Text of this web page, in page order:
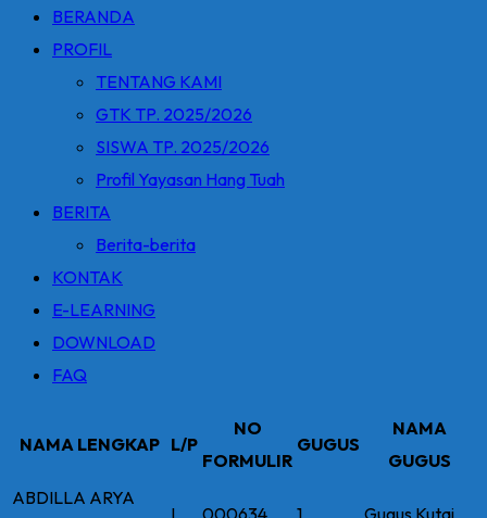
BERANDA
PROFIL
TENTANG KAMI
GTK TP. 2025/2026
SISWA TP. 2025/2026
Profil Yayasan Hang Tuah
BERITA
Berita-berita
KONTAK
E-LEARNING
DOWNLOAD
FAQ
NAMA LENGKAP L/P
NO
FORMULIR
GUGUS
NAMA
GUGUS
ABDILLA ARYA
L 000634 1 Gugus Kutai